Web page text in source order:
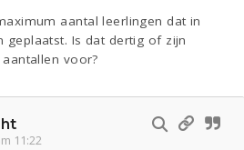
aantal leerlingen dat in
geplaatst. Is dat dertig of zijn
voor?
11:22